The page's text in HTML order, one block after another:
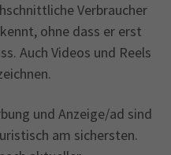
Verbraucher
ohne dass er erst
Auch Videos und Reels
und Anzeige/ad sind
am sichersten.